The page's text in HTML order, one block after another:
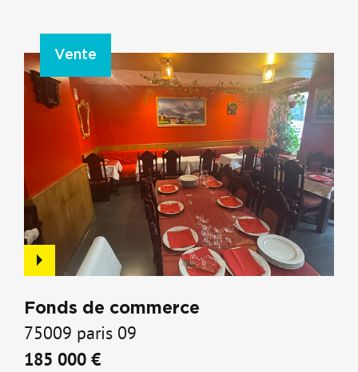
Vente
Fonds de commerce
75009 paris 09
185 000 €